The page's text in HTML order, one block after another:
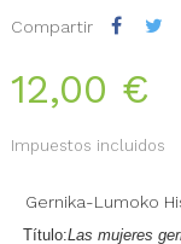
Compartir
12,00 €
Impuestos incluidos
Gernika-Lumoko
Título:Las mujeres